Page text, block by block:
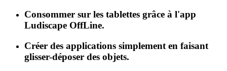
Consommer sur les tablettes grâce à l'app
Ludiscape OffLine.
Créer des applications simplement en faisant
glisser-déposer des objets.